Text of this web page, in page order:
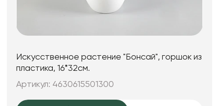
Искусственное растение "Бонсай", горшок из
пластика, 16*32см.
Артикул: 4630615501300